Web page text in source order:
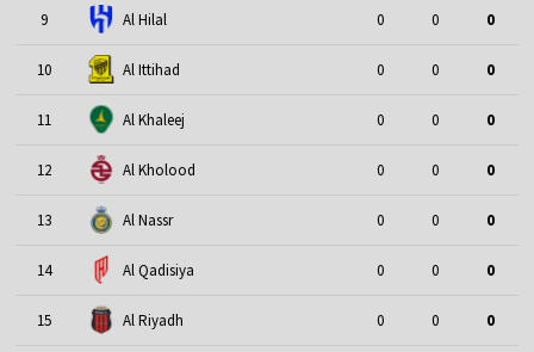
9 Al Hilal 0 0 0
10 Al Ittihad 0 0 0
11 Al Khaleej 0 0 0
12 Al Kholood 0 0 0
13 Al Nassr 0 0 0
14 Al Qadisiya 0 0 0
15 Al Riyadh 0 0 0